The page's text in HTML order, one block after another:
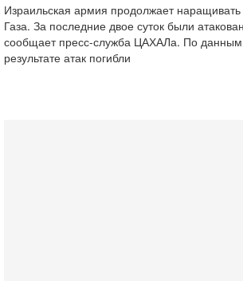
Израильская армия продолжает
Газа. За последние двое суток были
сообщает пресс-служба ЦАХАЛа. По
результате атак погибли